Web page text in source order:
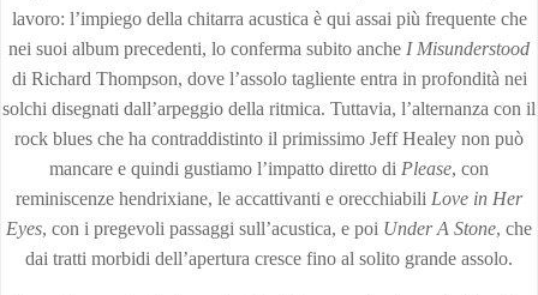
lavoro: l’impiego della chitarra acustica è qui assai più frequente che
nei suoi album precedenti, lo conferma subito anche I Misunderstood
di Richard Thompson, dove l’assolo tagliente entra in profondità nei
solchi disegnati dall’arpeggio della ritmica. Tuttavia, l’alternanza con il
rock blues che ha contraddistinto il primissimo Jeff Healey non può
mancare e quindi gustiamo l’impatto diretto di Please, con
reminiscenze hendrixiane, le accattivanti e orecchiabili Love in Her
Eyes, con i pregevoli passaggi sull’acustica, e poi Under A Stone, che
dai tratti morbidi dell’apertura cresce fino al solito grande assolo.